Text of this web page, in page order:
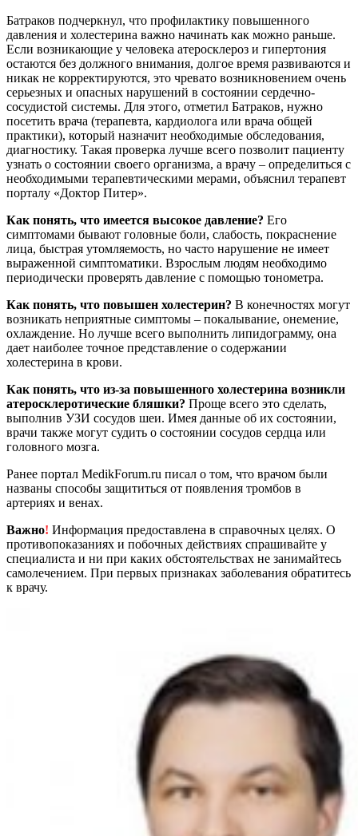
Батраков подчеркнул, что профилактику повышенного
давления и холестерина важно начинать как можно раньше.
Если возникающие у человека атеросклероз и гипертония
остаются без должного внимания, долгое время развиваются и
никак не корректируются, это чревато возникновением очень
серьезных и опасных нарушений в состоянии сердечно-
сосудистой системы. Для этого, отметил Батраков, нужно
посетить врача (терапевта, кардиолога или врача общей
практики), который назначит необходимые обследования,
диагностику. Такая проверка лучше всего позволит пациенту
узнать о состоянии своего организма, а врачу – определиться с
необходимыми терапевтическими мерами, объяснил терапевт
порталу «Доктор Питер».
Как понять, что имеется высокое давление? Его
симптомами бывают головные боли, слабость, покраснение
лица, быстрая утомляемость, но часто нарушение не имеет
выраженной симптоматики. Взрослым людям необходимо
периодически проверять давление с помощью тонометра.
Как понять, что повышен холестерин? В конечностях могут
возникать неприятные симптомы – покалывание, онемение,
охлаждение. Но лучше всего выполнить липидограмму, она
дает наиболее точное представление о содержании
холестерина в крови.
Как понять, что из-за повышенного холестерина возникли
атеросклеротические бляшки? Проще всего это сделать,
выполнив УЗИ сосудов шеи. Имея данные об их состоянии,
врачи также могут судить о состоянии сосудов сердца или
головного мозга.
Ранее портал MedikForum.ru писал о том, что врачом были
названы способы защититься от появления тромбов в
артериях и венах.
Важно! Информация предоставлена в справочных целях. О
противопоказаниях и побочных действиях спрашивайте у
специалиста и ни при каких обстоятельствах не занимайтесь
самолечением. При первых признаках заболевания обратитесь
к врачу.